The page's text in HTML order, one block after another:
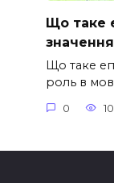
Що таке
Що таке
роль в
0